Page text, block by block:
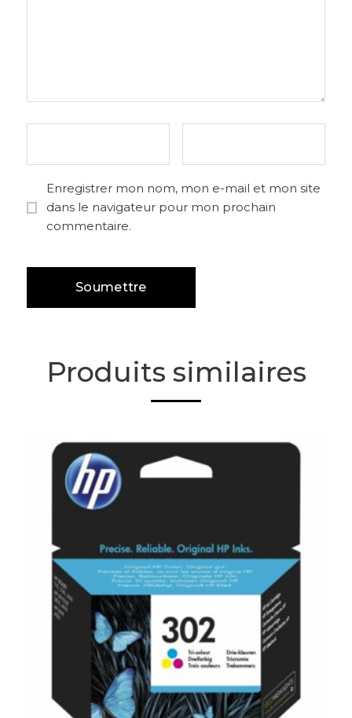
Enregistrer mon nom, mon e-mail et mon site
dans le navigateur pour mon prochain
commentaire.
Produits similaires